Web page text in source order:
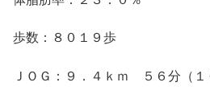
歩数：８０１９歩
ＪＯＧ：９．４ｋｍ ５６分（１